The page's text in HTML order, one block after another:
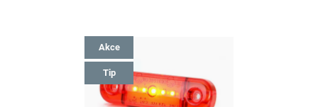
Akce
Tip